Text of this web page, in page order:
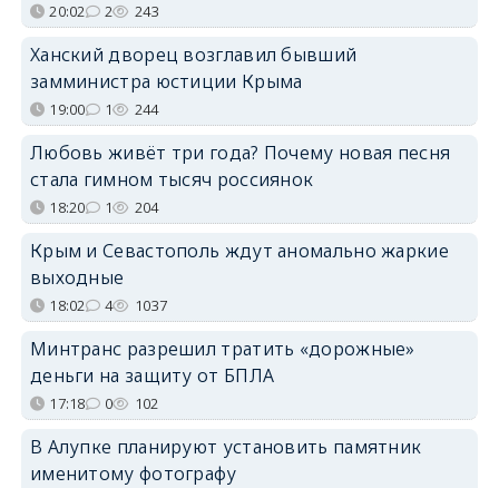
20:02 2 243
Ханский дворец возглавил бывший
замминистра юстиции Крыма
19:00 1 244
Любовь живёт три года? Почему новая песня
стала гимном тысяч россиянок
18:20 1 204
Крым и Севастополь ждут аномально жаркие
выходные
18:02 4 1037
Минтранс разрешил тратить «дорожные»
деньги на защиту от БПЛА
17:18 0 102
В Алупке планируют установить памятник
именитому фотографу